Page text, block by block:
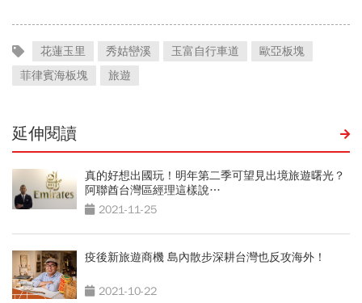
花蓮玉里 秀姑巒溪 玉富自行車道
歐亞板塊
菲律賓海板塊
旅遊
延伸閱讀
真的好想出國玩！明年第二季可望見出境旅遊曙光？
阿聯酋台灣區經理這樣說…
2021-11-25
疫後新旅遊商機 島內散步深耕台灣也反攻海外！
2021-10-22